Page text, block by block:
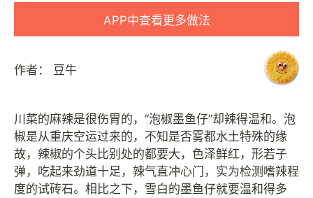
APP中查看更多做法
作者： 豆牛
川菜的麻辣是很伤胃的，“泡椒墨鱼仔”却辣得温和。泡
椒是从重庆空运过来的，不知是否雾都水土特殊的缘
故，辣椒的个头比别处的都要大，色泽鲜红，形若子
弹，吃起来劲道十足，辣气直冲心门，实为检测嗜辣程
度的试砖石。相比之下，雪白的墨鱼仔就要温和得多